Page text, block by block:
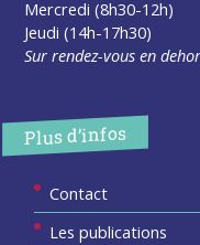
Mercredi (8h30-12h)
Jeudi (14h-17h30)
Sur rendez-vous en
Plus d’infos
Contact
Les publications